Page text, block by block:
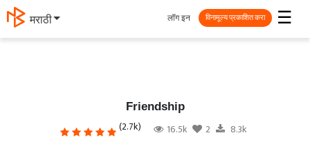
मराठी ☰
लॉग इन विनामूल्य प्रकाशित करा
Friendship
(2.7k) 16.5k 2 8.3k